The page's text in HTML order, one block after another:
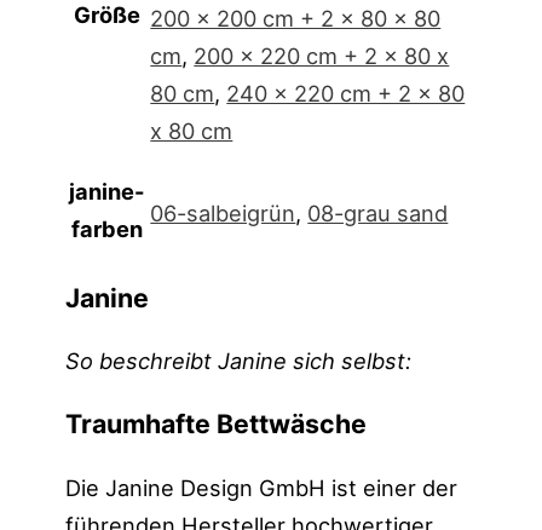
Größe 200 x 200 cm + 2 x 80 x 80
cm, 200 x 220 cm + 2 x 80 x
80 cm, 240 x 220 cm + 2 x 80
x 80 cm
janine-
farben
06-salbeigrün, 08-grau sand
Janine
So beschreibt Janine sich selbst:
Traumhafte Bettwäsche
Die Janine Design GmbH ist einer der